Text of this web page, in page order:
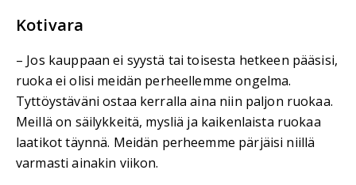
Kotivara
– Jos kauppaan ei syystä tai toisesta hetkeen pääsisi,
ruoka ei olisi meidän perheellemme ongelma.
Tyttöystäväni ostaa kerralla aina niin paljon ruokaa.
Meillä on säilykkeitä, mysliä ja kaikenlaista ruokaa
laatikot täynnä. Meidän perheemme pärjäisi niillä
varmasti ainakin viikon.